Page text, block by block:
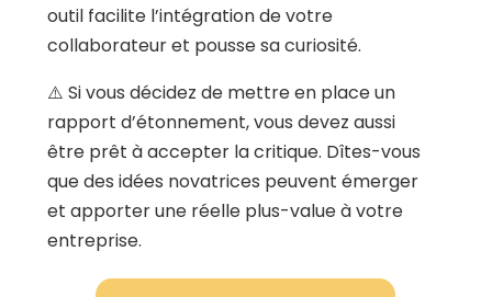
outil facilite l’intégration de votre
collaborateur et pousse sa curiosité.
⚠️ Si vous décidez de mettre en place un
rapport d’étonnement, vous devez aussi
être prêt à accepter la critique. Dîtes-vous
que des idées novatrices peuvent émerger
et apporter une réelle plus-value à votre
entreprise.